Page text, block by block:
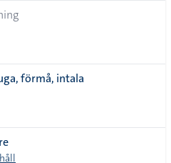
förmå, intala